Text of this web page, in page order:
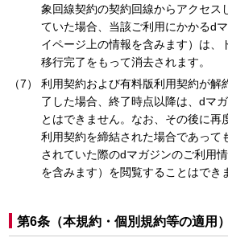
象回線契約の契約回線からアクセス
ていた場合、当該ご利用にかかるd
イページ上の情報を含みます）は、
移行完了をもって消去されます。
利用契約および有料版利用契約が解
了した場合、終了時点以降は、dマ
とはできません。なお、その後に再
利用契約を締結された場合であって
されていた際のdマガジンのご利用
を含みます）を閲覧することはでき
第6条（本規約・個別規約等の適用）